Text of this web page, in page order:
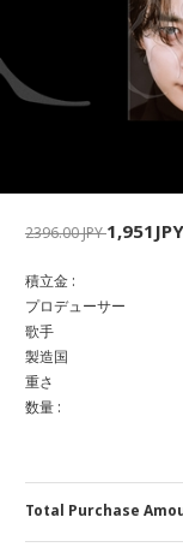
2396.00 JPY1,951JPY
積立金 :
プロデューサー
歌手
製造国
重さ
数量 :
Total Purchase